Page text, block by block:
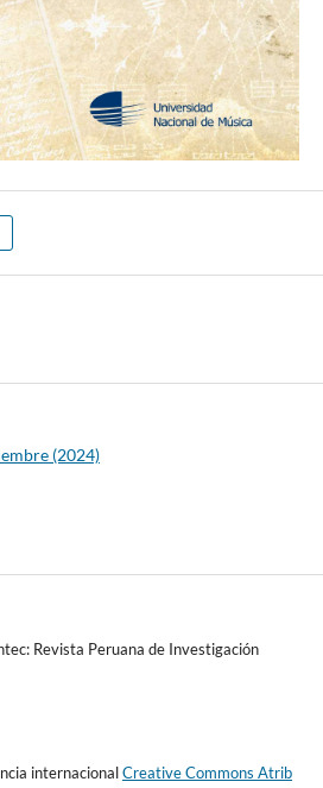
(2024)
Revista Peruana de Investigación
internacionalCreative Commons Atrib